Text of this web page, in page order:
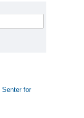
Senter for